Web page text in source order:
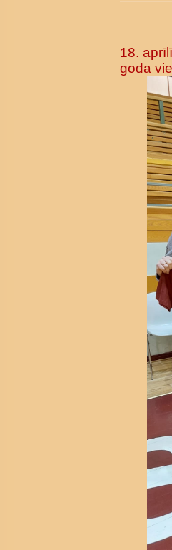
18.
goda